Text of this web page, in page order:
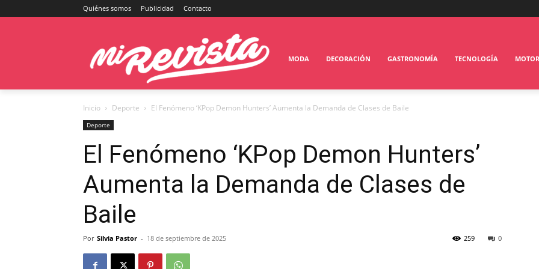
Quiénes somos Publicidad Contacto
MODA DECORACIÓN GASTRONOMÍA TECNOLOGÍA MOTOR
Inicio Deporte El Fenómeno ‘KPop Demon Hunters’ Aumenta la Demanda de Clases de Baile
Deporte
El Fenómeno ‘KPop Demon Hunters’
Aumenta la Demanda de Clases de
Baile
Por Silvia Pastor - 18 de septiembre de 2025 0
259